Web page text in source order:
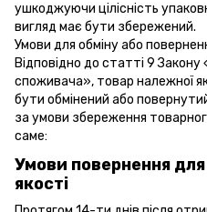
ушкоджуючи цілісність
вигляд має бути збережений.
Умови для обміну або
Відповідно до статті 9
споживача», товар належної
бути обмінений або
за умови збереження
саме:
Умови повернення
якості